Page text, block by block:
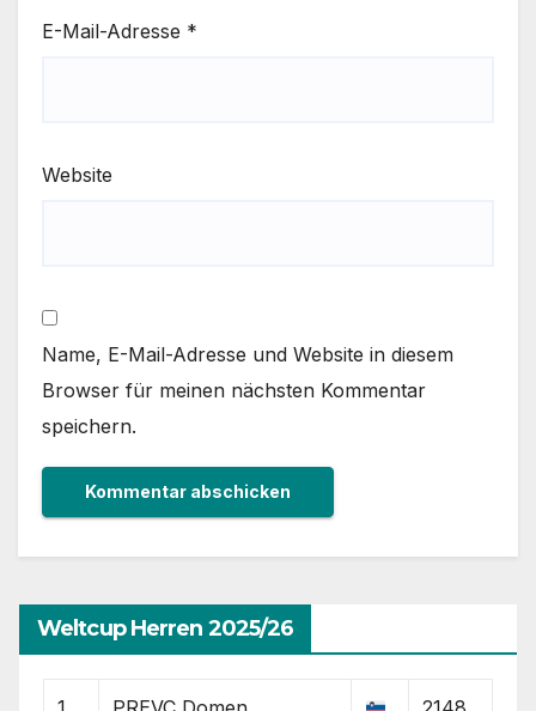
E-Mail-Adresse *
Website
Name, E-Mail-Adresse und Website in diesem
Browser für meinen nächsten Kommentar
speichern.
Weltcup Herren 2025/26